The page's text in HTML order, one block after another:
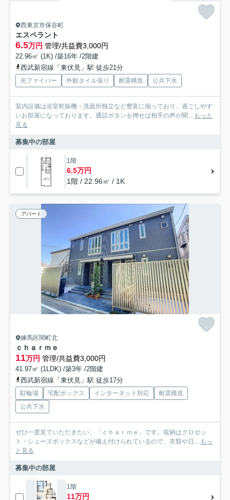
西東京市保谷町
エスペラント
6.5万円 管理/共益費3,000円
22.96㎡ (1K) /築16年 /2階建
西武新宿線「東伏見」駅 徒歩21分
光ファイバー 外観タイル張り 耐震構造 公共下水
室内設備は浴室乾燥機・洗面所独立など豊富に揃っており、過ごしやす
いお部屋になっております。通話ボタンを押せば相手の声が聞... もっと
見る
募集中の部屋
1階
6.5万円
1階 / 22.96㎡ / 1K
アパート
練馬区関町北
ｃｈａｒｍｅ
11万円 管理/共益費3,000円
41.97㎡ (1LDK) /築3年 /2階建
西武新宿線「東伏見」駅 徒歩17分
駐輪場 宅配ボックス インターネット対応
耐震構造
公共下水
ぜひ一度見ていただきたい、「ｃｈａｒｍｅ」です。収納はクロゼッ
ト・シューズボックスなどが備え付けられているので、衣類や日... もっ
と見る
募集中の部屋
1階
11万円